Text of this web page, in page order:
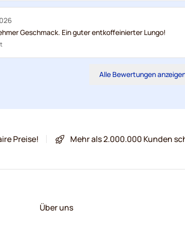
Geschmack. Ein guter entkoffeinierter Lungo!
Alle Bewertungen
Preise! Mehr als 2.000.000 Kunden
Über uns